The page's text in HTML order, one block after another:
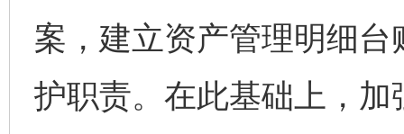
案，建立资产管理明细
护职责。在此基础上，